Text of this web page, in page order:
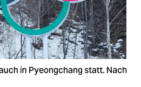
in Pyeongchang statt. Nach